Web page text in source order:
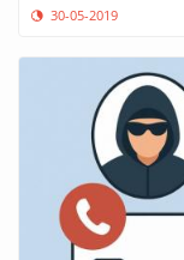
30-05-2019